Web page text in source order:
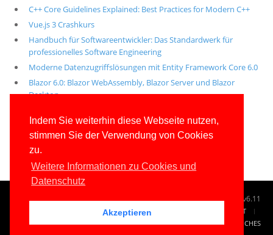
Indem Sie weiterhin diese Webseite nutzen,
stimmen Sie der Verwendung von Cookies
zu.
Weitere Informationen zu Cookies und
Datenschutz
Akzeptieren
C++ Core Guidelines Explained: Best Practices for Modern C++
Vue.js 3 Crashkurs
Handbuch für Softwareentwickler: Das Standardwerk für
professionelles Software Engineering
Moderne Datenzugriffslösungen mit Entity Framework Core 6.0
Blazor 6.0: Blazor WebAssembly, Blazor Server und Blazor
Desktop
Alle unsere aktuellen Fachbücher
E-Book-Abo für ab 99 Euro im Jahr
© 1996-2026www.IT-Visions.de-Dr. Holger Schwichtenberg v6.11
TAG CLOUD
KONTAKT
IMPRESSUM
RECHTLICHES